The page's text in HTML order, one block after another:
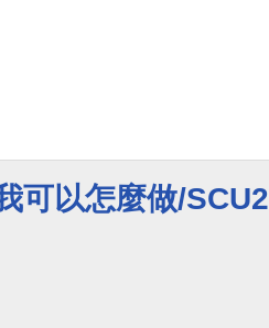
可以怎麼做/SCU2